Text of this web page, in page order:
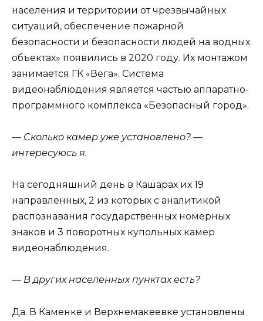
населения и территории от чрезвычайных
ситуаций, обеспечение пожарной
безопасности и безопасности людей на водных
объектах» появились в 2020 году. Их монтажом
занимается ГК «Вега». Система
видеонаблюдения является частью аппаратно-
программного комплекса «Безопасный город».
— Сколько камер уже установлено? —
интересуюсь я.
На сегодняшний день в Кашарах их 19
направленных, 2 из которых с аналитикой
распознавания государственных номерных
знаков и 3 поворотных купольных камер
видеонаблюдения.
— В других населенных пунктах есть?
Да. В Каменке и Верхнемакеевке установлены